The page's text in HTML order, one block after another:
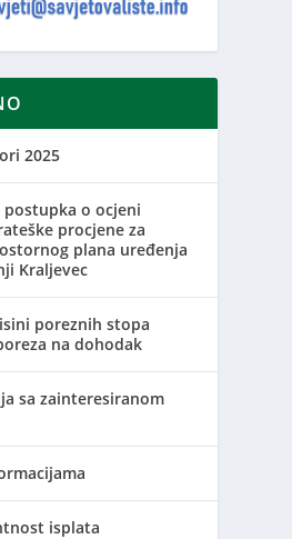
2025
postupka o ocjeni
procjene za
plana uređenja
Kraljevec
poreznih stopa
na dohodak
sa zainteresiranom
isplata